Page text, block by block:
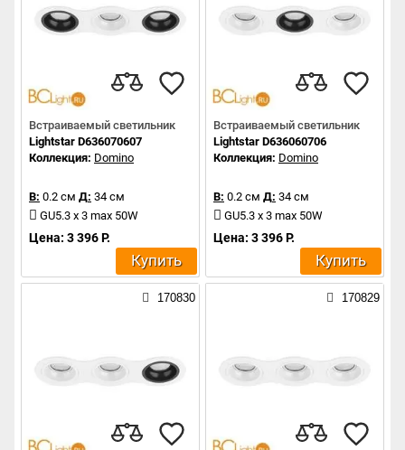
Встраиваемый светильник
Lightstar D636070607
Коллекция: Domino
В: 0.2 см Д: 34 см
GU5.3 x 3 max 50W
Цена: 3 396 Р.
Купить
Встраиваемый светильник
Lightstar D636060706
Коллекция: Domino
В: 0.2 см Д: 34 см
GU5.3 x 3 max 50W
Цена: 3 396 Р.
Купить
170830 170829